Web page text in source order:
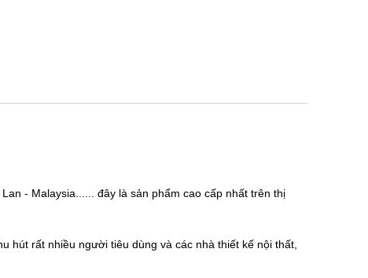
- Malaysia...... đây là sản phẩm cao cấp nhất trên thị
hút rất nhiều người tiêu dùng và các nhà thiết kế nội thất,